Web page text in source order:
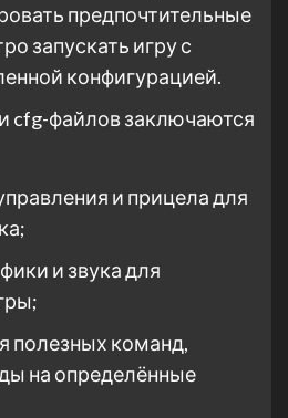
предпочтительные
запускать игру с
конфигурацией.
cfg-файлов заключаются
и прицела для
и звука для
полезных команд,
на определённые